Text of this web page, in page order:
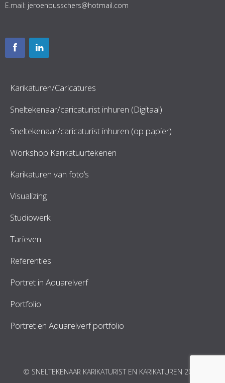
E.mail: jeroenbusschers@hotmail.com
Karikaturen/Caricatures
Sneltekenaar/caricaturist inhuren (Digitaal)
Sneltekenaar/caricaturist inhuren (op papier)
Workshop Karikatuurtekenen
Karikaturen van foto’s
Visualizing
Studiowerk
Tarieven
Referenties
Portret in Aquarelverf
Portfolio
Portret en Aquarelverf portfolio
© SNELTEKENAAR KARIKATURIST EN KARIKATUREN 2026.